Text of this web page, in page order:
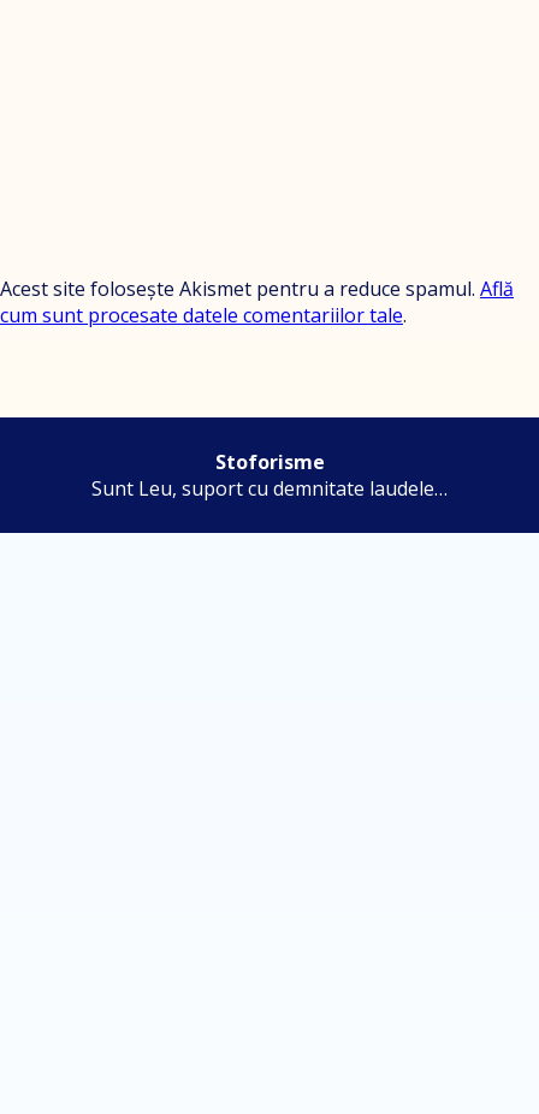
Acest site folosește Akismet pentru a reduce spamul. Află
cum sunt procesate datele comentariilor tale.
Stoforisme
Sunt Leu, suport cu demnitate laudele…